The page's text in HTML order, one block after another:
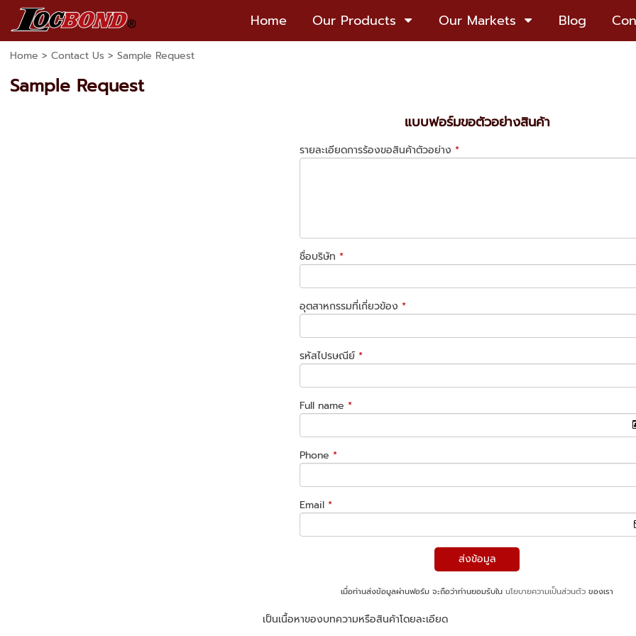
Home Our Products Our Markets Blog
Home > Contact Us > Sample Request
Sample Request
แบบฟอร์มขอตัวอย่างสินค้า
รายละเอียดการร้องขอสินค้าตัวอย่าง *
ชื่อบริษัท *
อุตสาหกรรมที่เกี่ยวข้อง *
รหัสไปรษณีย์ *
Full name *
Phone *
Email *
ส่งข้อมูล
เมื่อท่านส่งข้อมูลผ่านฟอร์ม จะถือว่าท่านยอมรับใน นโยบายความเป็นส่วนตัว ของเรา
เป็นเนื้อหาของบทความหรือสินค้าโดยละเอียด